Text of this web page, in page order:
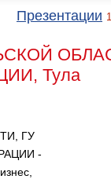
Презентации
Тула
ГУ
-